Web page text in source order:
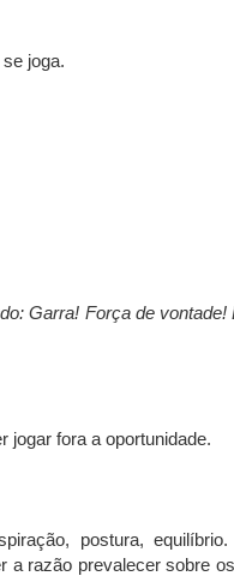
joga.
Garra! Força de vontade!
jogar fora a oportunidade.
postura,
a razão prevalecer sobre